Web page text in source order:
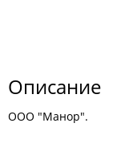
Описание
ООО "Манор".